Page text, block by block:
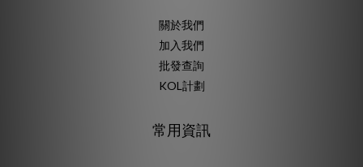
關於我們
加入我們
批發查詢
KOL計劃
常用資訊